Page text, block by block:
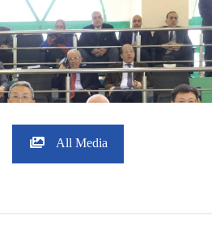
All Media